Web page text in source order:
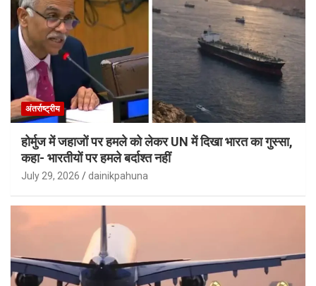
अंतर्राष्ट्रीय
होर्मुज में जहाजों पर हमले को लेकर UN में दिखा भारत का गुस्सा,
कहा- भारतीयों पर हमले बर्दाश्त नहीं
July 29, 2026 dainikpahuna